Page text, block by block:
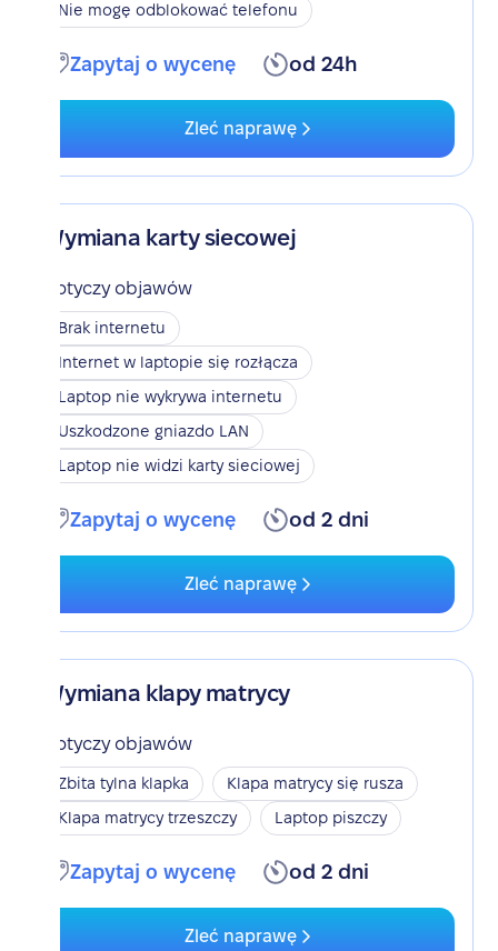
Nie mogę odblokować telefonu
Zapytaj o wycenę od 24h
Zleć naprawę
Wymiana karty siecowej
Dotyczy objawów
Brak internetu
Internet w laptopie się rozłącza
Laptop nie wykrywa internetu
Uszkodzone gniazdo LAN
Laptop nie widzi karty sieciowej
Zapytaj o wycenę od 2 dni
Zleć naprawę
Wymiana klapy matrycy
Dotyczy objawów
Zbita tylna klapka
Klapa matrycy się rusza
Klapa matrycy trzeszczy
Laptop piszczy
Zapytaj o wycenę od 2 dni
Zleć naprawę